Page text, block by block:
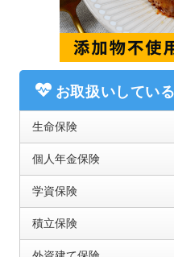
お取扱いしてい
生命保険
個人年金保険
学資保険
積立保険